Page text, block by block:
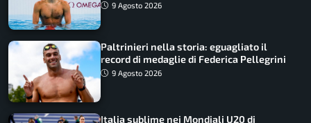
9 Agosto 2026
Paltrinieri nella storia: eguagliato il
record di medaglie di Federica Pellegrini
9 Agosto 2026
Italia sublime nei Mondiali U20 di